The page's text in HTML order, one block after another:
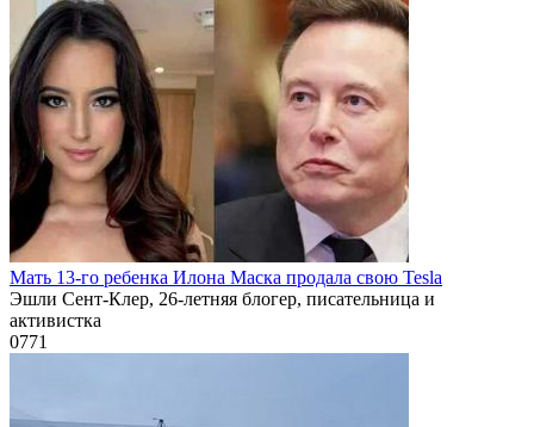
Мать 13-го ребенка Илона Маска продала свою Tesla
Эшли Сент-Клер, 26-летняя блогер, писательница и
активистка
0771